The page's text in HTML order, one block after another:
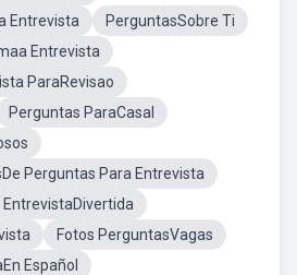
Entrevista
PerguntasSobre Ti
Entrevista
ParaRevisao
Perguntas ParaCasal
Perguntas Para Entrevista
EntrevistaDivertida
Fotos PerguntasVagas
Español